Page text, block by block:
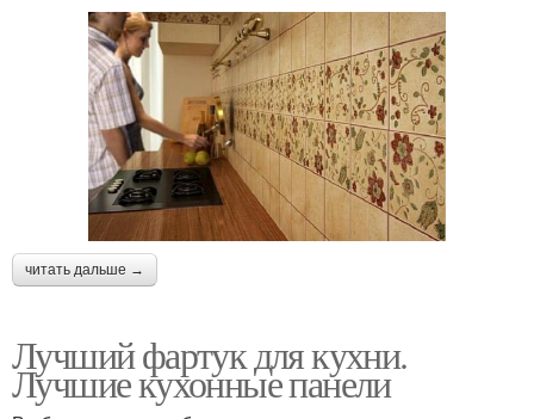
читать дальше →
Лучший фартук для кухни.
Лучшие кухонные панели